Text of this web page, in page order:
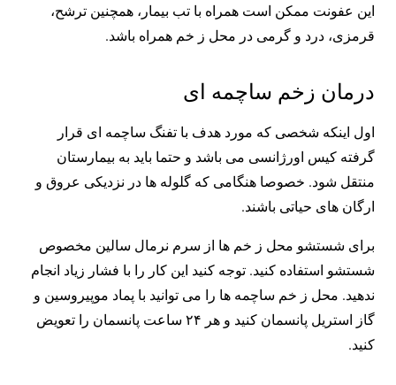
این عفونت ممکن است همراه با تب بیمار، همچنین ترشح،
قرمزی، درد و گرمی در محل ز خم همراه باشد.
درمان زخم ساچمه ای
اول اینکه شخصی که مورد هدف با تفنگ ساچمه ای قرار
گرفته کیس اورژانسی می باشد و حتما باید به بیمارستان
منتقل شود. خصوصا هنگامی که گلوله ها در نزدیکی عروق و
ارگان های حیاتی باشند.
برای شستشو محل ز خم ها از سرم نرمال سالین مخصوص
شستشو استفاده کنید. توجه کنید این کار را با فشار زیاد انجام
ندهید. محل ز خم ساچمه ها را می توانید با پماد موپیروسین و
گاز استریل پانسمان کنید و هر ۲۴ ساعت پانسمان را تعویض
کنید.